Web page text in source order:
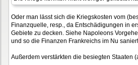
Oder man lässt sich die Kriegskosten vom
Finanzquelle, resp., da Entschädigungen in
Gebiete zu decken. Siehe Napoleons
und so die Finanzen Frankreichs im Nu
Außerdem verstärkten die besiegten Staaten